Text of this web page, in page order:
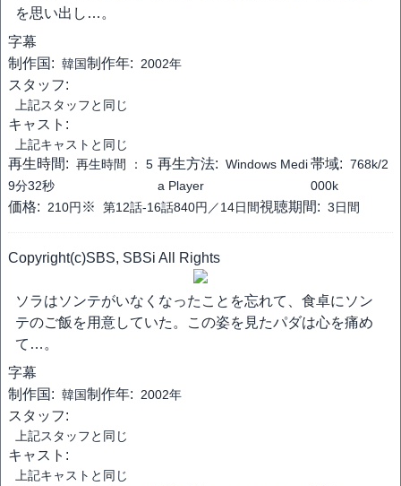
を思い出し…。
字幕
制作国: 韓国制作年: 2002年
スタッフ:
上記スタッフと同じ
キャスト:
上記キャストと同じ
再生時間: 再生時間 ： 5
9分32秒
再生方法: Windows Medi
a Player
帯域: 768k/2
000k
価格: 210円 ※ 第12話-16話840円／14日間視聴期間: 3日間
Copyright(c)SBS, SBSi All Rights
ソラはソンテがいなくなったことを忘れて、食卓にソン
テのご飯を用意していた。この姿を見たパダは心を痛め
て…。
字幕
制作国: 韓国制作年: 2002年
スタッフ:
上記スタッフと同じ
キャスト:
上記キャストと同じ